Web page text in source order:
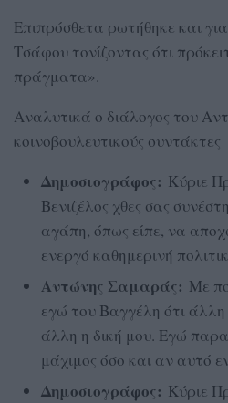
Επιπρόσθετα ρωτήθηκε και
Τσάφου τονίζοντας ότι
πράγματα».
Αναλυτικά ο διάλογος του
κοινοβουλευτικούς συντάκτες
Δημοσιογράφος: Κύριε
Βενιζέλος χθες σας
αγάπη, όπως είπε, να
ενεργό καθημερινή
Αντώνης Σαμαράς: Με
εγώ του Βαγγέλη ότι άλλη
άλλη η δική μου. Εγώ
μάχιμος όσο και αν αυτό
Δημοσιογράφος: Κύριε